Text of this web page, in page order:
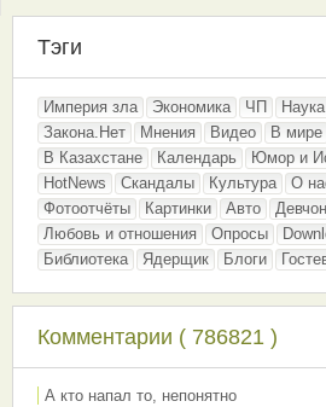
Тэги
Империя зла Экономика ЧП
Закона.Нет
Мнения Видео В мире
В Казахстане
Календарь Юмор и
HotNews
Скандалы Культура О
Фотоотчёты
Картинки Авто
Любовь и отношения
Опросы
Библиотека
Ядерщик Блоги
Комментарии ( 786821 )
А кто напал то, непонятно